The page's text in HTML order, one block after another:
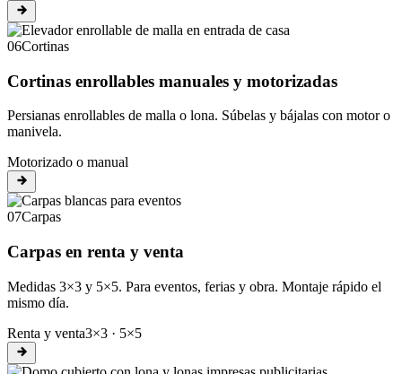
06Cortinas
Cortinas enrollables manuales y motorizadas
Persianas enrollables de malla o lona. Súbelas y bájalas con motor o
manivela.
Motorizado o manual
07Carpas
Carpas en renta y venta
Medidas 3×3 y 5×5. Para eventos, ferias y obra. Montaje rápido el
mismo día.
Renta y venta3×3 · 5×5